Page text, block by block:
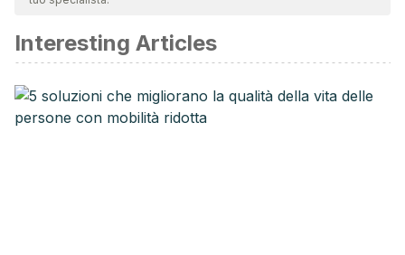
Melgar, Á., & Muley, R. (2012). Trastornos del potasio. In
Nefrología al día.
Laborde, K. (2003). Trastornos del agua y de los
electrólitos. EMC – Pediatría. https://doi.org/10.1016/s1245-
Interesting Articles